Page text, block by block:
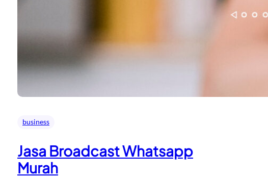
business
Jasa Broadcast Whatsapp
Murah